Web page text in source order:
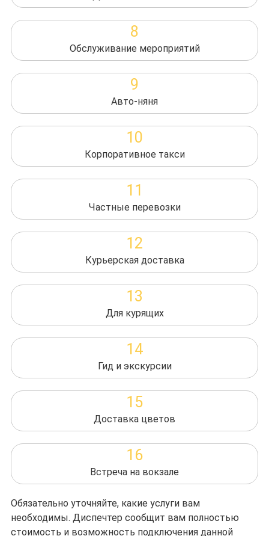
8
Обслуживание мероприятий
9
Авто-няня
10
Корпоративное такси
11
Частные перевозки
12
Курьерская доставка
13
Для курящих
14
Гид и экскурсии
15
Доставка цветов
16
Встреча на вокзале
Обязательно уточняйте, какие услуги вам
необходимы. Диспечтер сообщит вам полностью
стоимость и возможность подключения данной